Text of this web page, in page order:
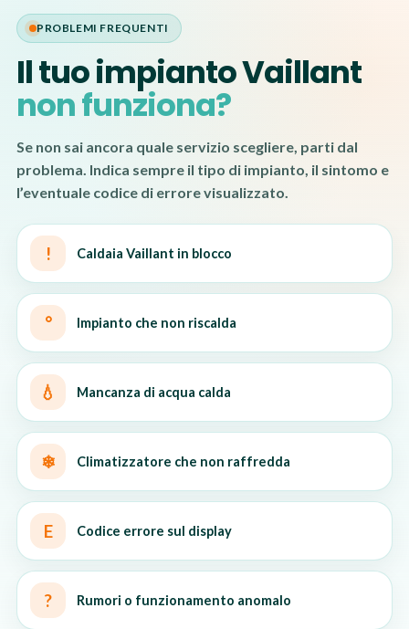
PROBLEMI FREQUENTI
Il tuo impianto Vaillant
non funziona?
Se non sai ancora quale servizio scegliere, parti dal
problema. Indica sempre il tipo di impianto, il sintomo e
l’eventuale codice di errore visualizzato.
! Caldaia Vaillant in blocco
° Impianto che non riscalda
💧 Mancanza di acqua calda
❄ Climatizzatore che non raffredda
E Codice errore sul display
? Rumori o funzionamento anomalo